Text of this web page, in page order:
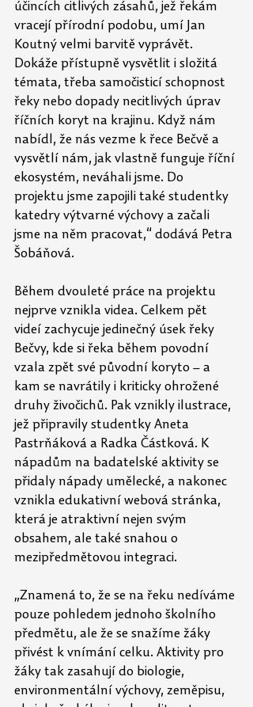
účincích citlivých zásahů, jež řekám
vracejí přírodní podobu, umí Jan
Koutný velmi barvitě vyprávět.
Dokáže přístupně vysvětlit i složitá
témata, třeba samočisticí schopnost
řeky nebo dopady necitlivých úprav
říčních koryt na krajinu. Když nám
nabídl, že nás vezme k řece Bečvě a
vysvětlí nám, jak vlastně funguje říční
ekosystém, neváhali jsme. Do
projektu jsme zapojili také studentky
katedry výtvarné výchovy a začali
jsme na něm pracovat,“ dodává Petra
Šobáňová.
Během dvouleté práce na projektu
nejprve vznikla videa. Celkem pět
videí zachycuje jedinečný úsek řeky
Bečvy, kde si řeka během povodní
vzala zpět své původní koryto – a
kam se navrátily i kriticky ohrožené
druhy živočichů. Pak vznikly ilustrace,
jež připravily studentky Aneta
Pastrňáková a Radka Částková. K
nápadům na badatelské aktivity se
přidaly nápady umělecké, a nakonec
vznikla edukativní webová stránka,
která je atraktivní nejen svým
obsahem, ale také snahou o
mezipředmětovou integraci.
„Znamená to, že se na řeku nedíváme
pouze pohledem jednoho školního
předmětu, ale že se snažíme žáky
přivést k vnímání celku. Aktivity pro
žáky tak zasahují do biologie,
environmentální výchovy, zeměpisu,